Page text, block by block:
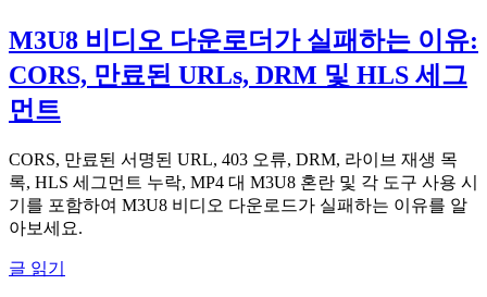
M3U8 비디오 다운로더가 실패하는 이유:
CORS, 만료된 URLs, DRM 및 HLS 세그
먼트
CORS, 만료된 서명된 URL, 403 오류, DRM, 라이브 재생 목
록, HLS 세그먼트 누락, MP4 대 M3U8 혼란 및 각 도구 사용 시
기를 포함하여 M3U8 비디오 다운로드가 실패하는 이유를 알
아보세요.
글 읽기